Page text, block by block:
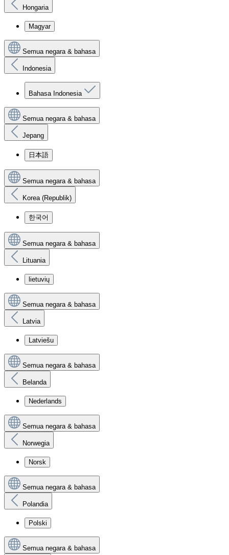
Hongaria
Magyar
Semua negara & bahasa
Indonesia
Bahasa Indonesia
Semua negara & bahasa
Jepang
日本語
Semua negara & bahasa
Korea (Republik)
한국어
Semua negara & bahasa
Lituania
lietuvių
Semua negara & bahasa
Latvia
Latviešu
Semua negara & bahasa
Belanda
Nederlands
Semua negara & bahasa
Norwegia
Norsk
Semua negara & bahasa
Polandia
Polski
Semua negara & bahasa